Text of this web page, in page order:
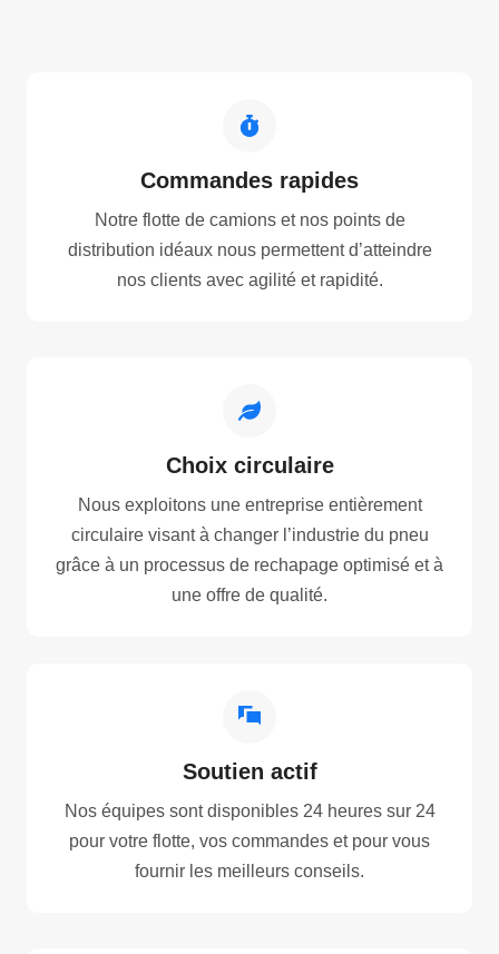
Commandes rapides
Notre flotte de camions et nos points de
distribution idéaux nous permettent d’atteindre
nos clients avec agilité et rapidité.
Choix circulaire
Nous exploitons une entreprise entièrement
circulaire visant à changer l’industrie du pneu
grâce à un processus de rechapage optimisé et à
une offre de qualité.
Soutien actif
Nos équipes sont disponibles 24 heures sur 24
pour votre flotte, vos commandes et pour vous
fournir les meilleurs conseils.